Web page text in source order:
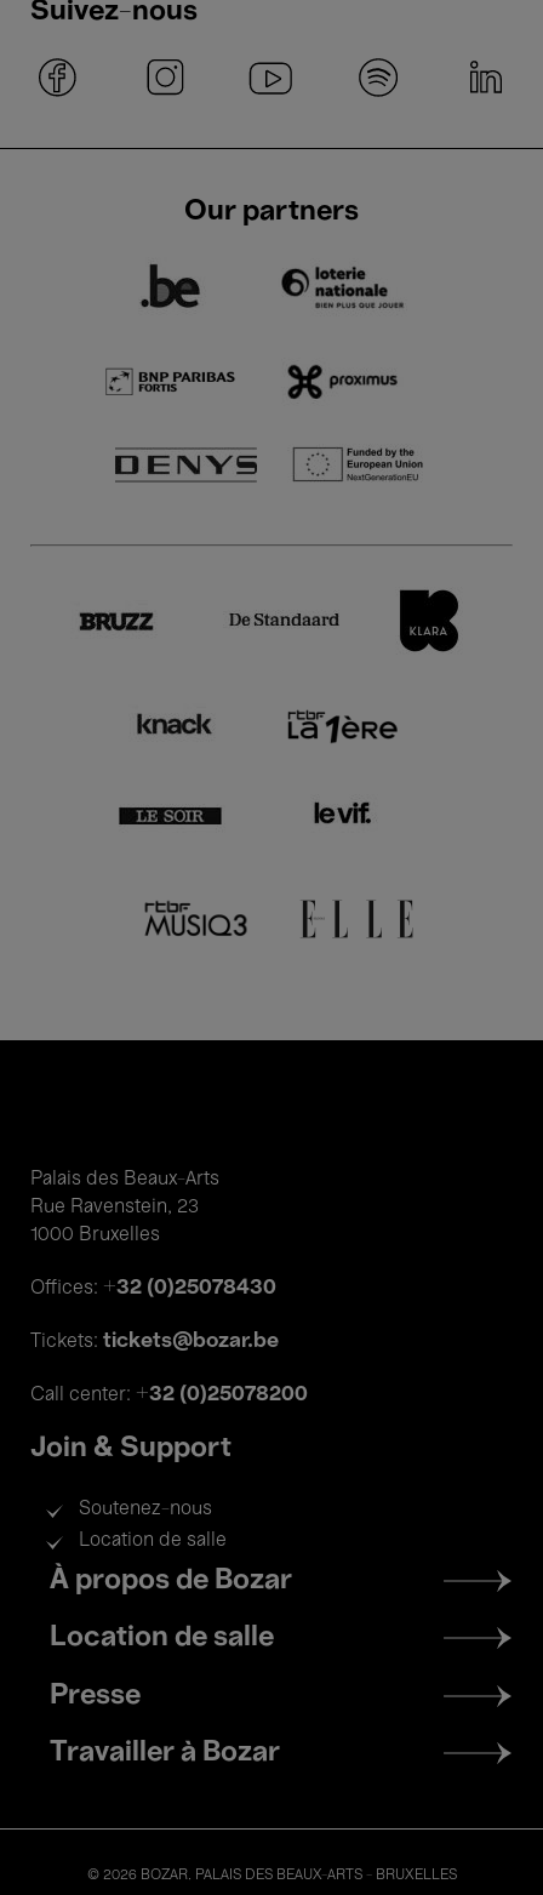
Suivez-nous
Our partners
Palais des Beaux-Arts
Rue Ravenstein, 23
1000 Bruxelles
Offices: +32 (0)25078430
Tickets: tickets@bozar.be
Call center: +32 (0)25078200
Join & Support
Soutenez-nous
Location de salle
Footer
menu
À propos de Bozar
Location de salle
Presse
Travailler à Bozar
© 2026 BOZAR. PALAIS DES BEAUX-ARTS - BRUXELLES